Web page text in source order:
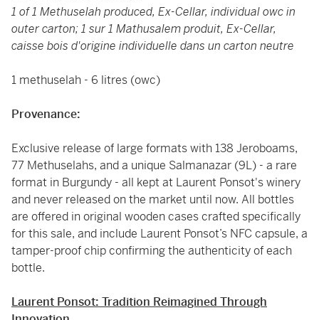
1 of 1 Methuselah produced, Ex-Cellar, individual owc in
outer carton; 1 sur 1 Mathusalem produit, Ex-Cellar,
caisse bois d'origine individuelle dans un carton neutre
1 methuselah - 6 litres (owc)
Provenance:
Exclusive release of large formats with 138 Jeroboams,
77 Methuselahs, and a unique Salmanazar (9L) - a rare
format in Burgundy - all kept at Laurent Ponsot's winery
and never released on the market until now. All bottles
are offered in original wooden cases crafted specifically
for this sale, and include Laurent Ponsot’s NFC capsule, a
tamper-proof chip confirming the authenticity of each
bottle.
Laurent Ponsot: Tradition Reimagined Through